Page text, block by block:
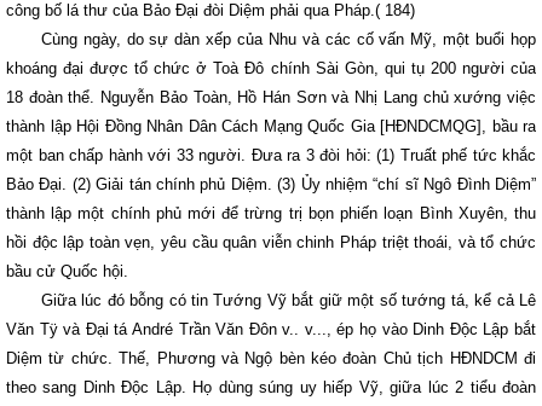
công bố lá thư của Bảo Đại đòi Diệm phải qua Pháp.( 184)
Cùng ngày, do sự dàn xếp của Nhu và các cố vấn Mỹ, một buổi họp
khoáng đại được tổ chức ở Toà Đô chính Sài Gòn, qui tụ 200 người của
18 đoàn thể. Nguyễn Bảo Toàn, Hồ Hán Sơn và Nhị Lang chủ xướng việc
thành lập Hội Đồng Nhân Dân Cách Mạng Quốc Gia [HĐNDCMQG], bầu ra
một ban chấp hành với 33 người. Đưa ra 3 đòi hỏi: (1) Truất phế tức khắc
Bảo Đại. (2) Giải tán chính phủ Diệm. (3) Ủy nhiệm “chí sĩ Ngô Đình Diệm”
thành lập một chính phủ mới để trừng trị bọn phiến loạn Bình Xuyên, thu
hồi độc lập toàn vẹn, yêu cầu quân viễn chinh Pháp triệt thoái, và tổ chức
bầu cử Quốc hội.
Giữa lúc đó bỗng có tin Tướng Vỹ bắt giữ một số tướng tá, kể cả Lê
Văn Tÿ và Đại tá André Trần Văn Đôn v.. v..., ép họ vào Dinh Độc Lập bắt
Diệm từ chức. Thế, Phương và Ngộ bèn kéo đoàn Chủ tịch HĐNDCM đi
theo sang Dinh Độc Lập. Họ dùng súng uy hiếp Vỹ, giữa lúc 2 tiểu đoàn